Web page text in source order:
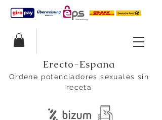
Erecto-Espana
Ordene potenciadores sexuales sin
receta